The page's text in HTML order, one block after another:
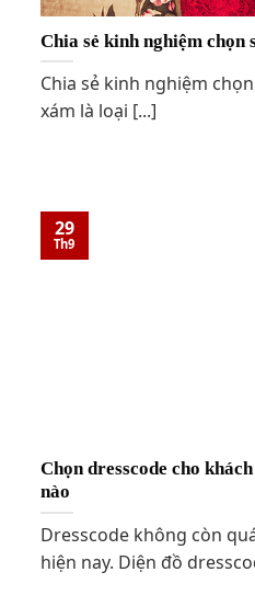
Chia sẻ kinh nghiệm chọn
Chia sẻ kinh nghiệm
xám là loại [...]
Chọn dresscode cho
nào
Dresscode không còn
hiện nay. Diện đồ
29
Th9